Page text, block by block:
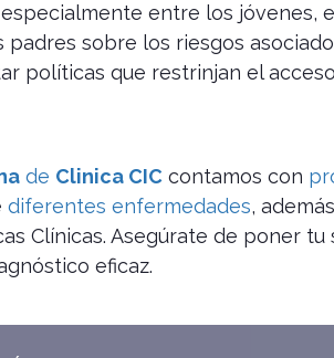
entre los jóvenes,
sobre los riesgos
políticas que restrinjan el
de Clinica CIC contamos con
diferentes enfermedades,
Clínicas. Asegúrate de poner tu
eficaz.